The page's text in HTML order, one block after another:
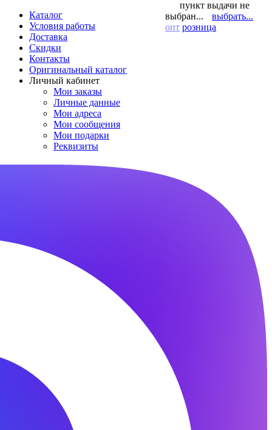
Каталог
Условия работы
Доставка
Скидки
Контакты
Оригинальный каталог
Личный кабинет
Мои заказы
Личные данные
Мои адреса
Мои сообщения
Мои подарки
Реквизиты
пункт выдачи не
выбран...
выбрать...
опт розница